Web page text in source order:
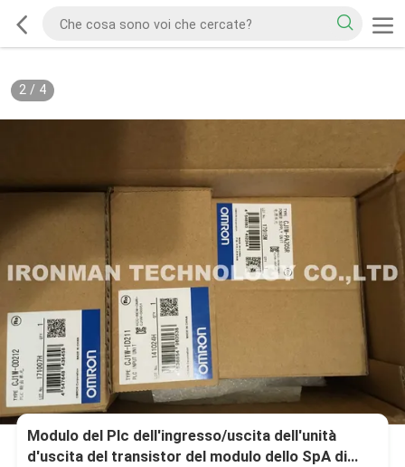
2/ 4
Modulo del Plc dell'ingresso/uscita dell'unità
d'uscita del transistor del modulo dello SpA di